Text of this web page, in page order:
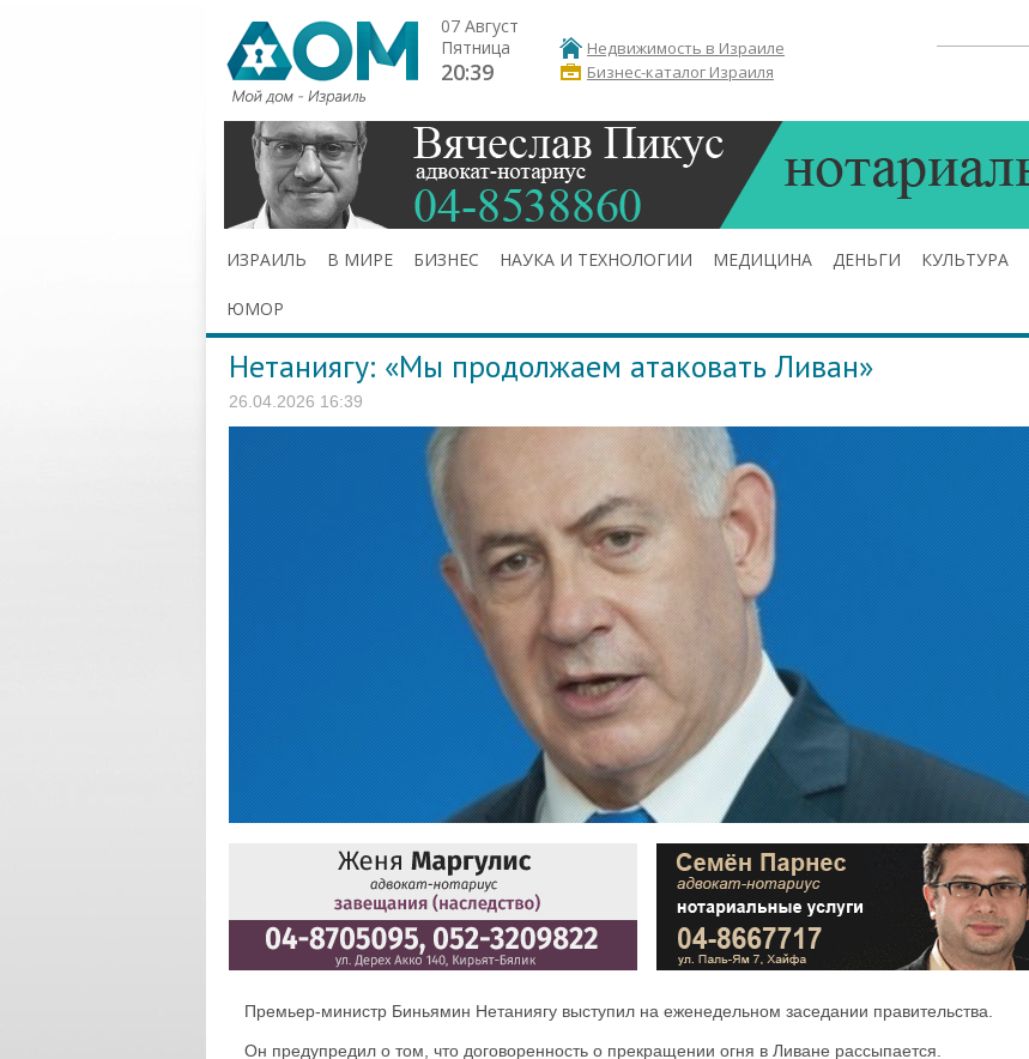
07 Август
Пятница
20:39
Недвижимость в Израиле
Бизнес-каталог Израиля
ИЗРАИЛЬ В МИРЕ БИЗНЕС НАУКА И ТЕХНОЛОГИИ МЕДИЦИНА ДЕНЬГИ КУЛЬТУРА
ЮМОР
Нетаниягу: «Мы продолжаем атаковать Ливан»
26.04.2026 16:39
Премьер-министр Биньямин Нетаниягу выступил на еженедельном заседании правительства.
Он предупредил о том, что договоренность о прекращении огня в Ливане рассыпается.